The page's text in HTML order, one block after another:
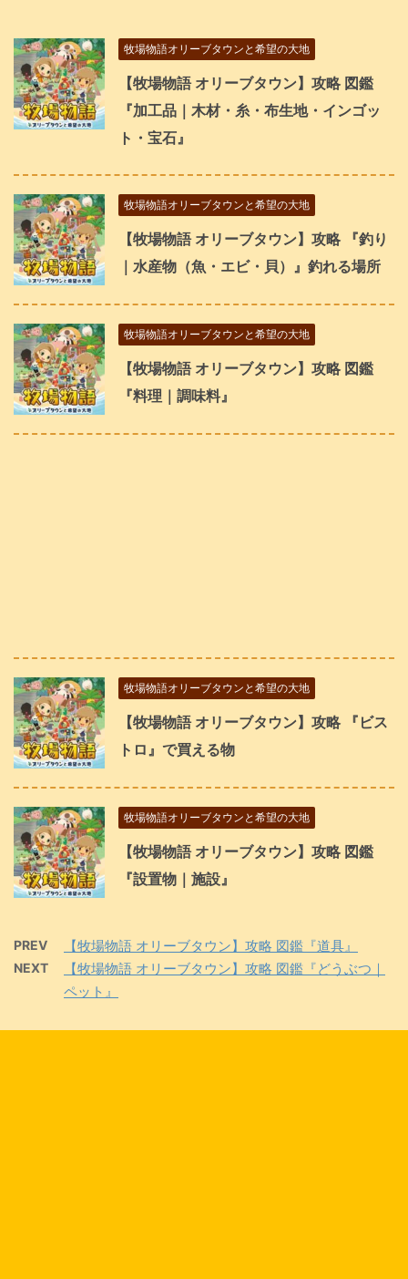
牧場物語オリーブタウンと希望の大地
【牧場物語 オリーブタウン】攻略 図鑑
『加工品｜木材・糸・布生地・インゴッ
ト・宝石』
牧場物語オリーブタウンと希望の大地
【牧場物語 オリーブタウン】攻略 『釣り
｜水産物（魚・エビ・貝）』釣れる場所
牧場物語オリーブタウンと希望の大地
【牧場物語 オリーブタウン】攻略 図鑑
『料理｜調味料』
牧場物語オリーブタウンと希望の大地
【牧場物語 オリーブタウン】攻略 『ビス
トロ』で買える物
牧場物語オリーブタウンと希望の大地
【牧場物語 オリーブタウン】攻略 図鑑
『設置物｜施設』
PREV 【牧場物語 オリーブタウン】攻略 図鑑『道具』
NEXT
【牧場物語 オリーブタウン】攻略 図鑑『どうぶつ｜
ペット』